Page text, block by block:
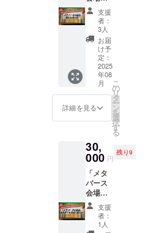
合はご
相談の
上支援
者のお
名前を
お入れ
しま
す。
ます サ
イズ：
Mサイ
ズ＿身
丈65ｃ
ｍ 身幅
51ｃｍ
Lサイズ
＿身丈
68ｃｍ
身幅54
提灯に
名入
れ」
2026年
12月末
まで掲
欄に、
記入す
るお名
前、会
社名な
ど記載
い。 注
意：個
人名、
サーク
ル名、
企業
名、な
ど公序
良俗に
支援
者：
3人
お届
け予
定：
2025
年08
月
詳細を見る
こ
の
リ
タ
ー
ン
を
選
択
す
る
30,
000 円
残り9
「メタ
バース
会場の
提灯と
ポス
ター両
支援
者：
1人